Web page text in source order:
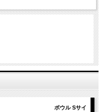
カ ボウル Sサイ